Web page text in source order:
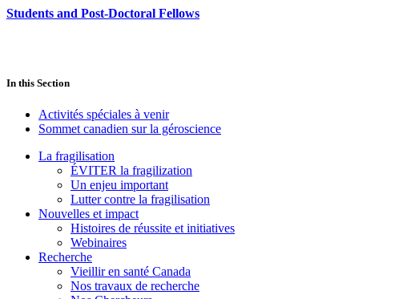
Students and Post-Doctoral Fellows
In this Section
Activités spéciales à venir
Sommet canadien sur la géroscience
La fragilisation
ÉVITER la fragilization
Un enjeu important
Lutter contre la fragilisation
Nouvelles et impact
Histoires de réussite et initiatives
Webinaires
Recherche
Vieillir en santé Canada
Nos travaux de recherche